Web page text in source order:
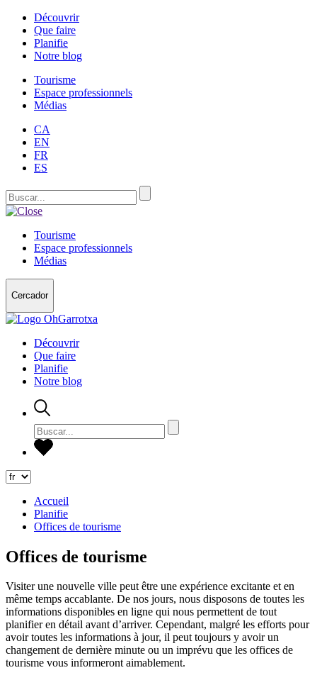
Découvrir
Que faire
Planifie
Notre blog
Tourisme
Espace professionnels
Médias
CA
EN
FR
ES
Tourisme
Espace professionnels
Médias
Cercador
Découvrir
Que faire
Planifie
Notre blog
Accueil
Planifie
Offices de tourisme
Offices de tourisme
Visiter une nouvelle ville peut être une expérience excitante et en
même temps accablante. De nos jours, nous disposons de toutes les
informations disponibles en ligne qui nous permettent de tout
planifier en détail avant d’arriver. Cependant, malgré les efforts pour
avoir toutes les informations à jour, il peut toujours y avoir un
changement de dernière minute ou un imprévu que les offices de
tourisme vous informeront aimablement.